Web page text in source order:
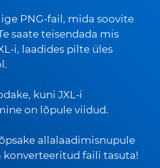
PNG-fail, mida soovite
saate teisendada mis
i, laadides pilte üles
kuni JXL-i
on lõpule viidud.
allalaadimisnupule
konverteeritud faili tasuta!